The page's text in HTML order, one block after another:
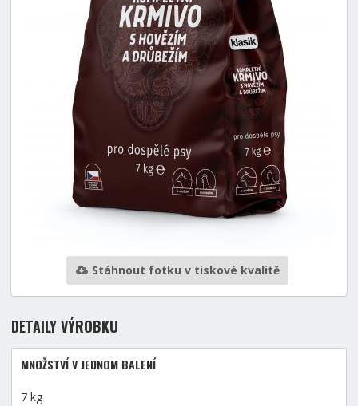
Stáhnout fotku v tiskové kvalitě
DETAILY VÝROBKU
MNOŽSTVÍ V JEDNOM BALENÍ
7 kg